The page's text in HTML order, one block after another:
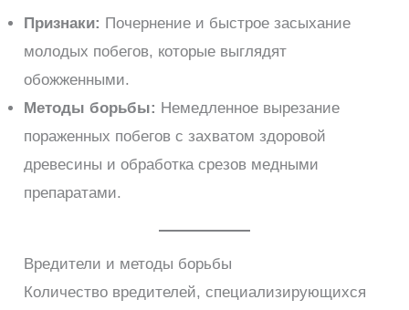
Признаки: Почернение и быстрое засыхание
молодых побегов, которые выглядят
обожженными.
Методы борьбы: Немедленное вырезание
пораженных побегов с захватом здоровой
древесины и обработка срезов медными
препаратами.
Вредители и методы борьбы
Количество вредителей, специализирующихся